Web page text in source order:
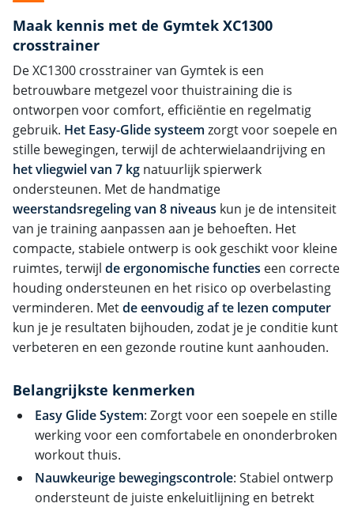
Maak kennis met de Gymtek XC1300
crosstrainer
De XC1300 crosstrainer van Gymtek is een
betrouwbare metgezel voor thuistraining die is
ontworpen voor comfort, efficiëntie en regelmatig
gebruik. Het Easy-Glide systeem zorgt voor soepele en
stille bewegingen, terwijl de achterwielaandrijving en
het vliegwiel van 7 kg natuurlijk spierwerk
ondersteunen. Met de handmatige
weerstandsregeling van 8 niveaus kun je de intensiteit
van je training aanpassen aan je behoeften. Het
compacte, stabiele ontwerp is ook geschikt voor kleine
ruimtes, terwijl de ergonomische functies een correcte
houding ondersteunen en het risico op overbelasting
verminderen. Metde eenvoudig af te lezen computer
kun je je resultaten bijhouden, zodat je je conditie kunt
verbeteren en een gezonde routine kunt aanhouden.
Belangrijkste kenmerken
Easy Glide System: Zorgt voor een soepele en stille
werking voor een comfortabele en ononderbroken
workout thuis.
Nauwkeurige bewegingscontrole: Stabiel ontwerp
ondersteunt de juiste enkeluitlijning en betrekt